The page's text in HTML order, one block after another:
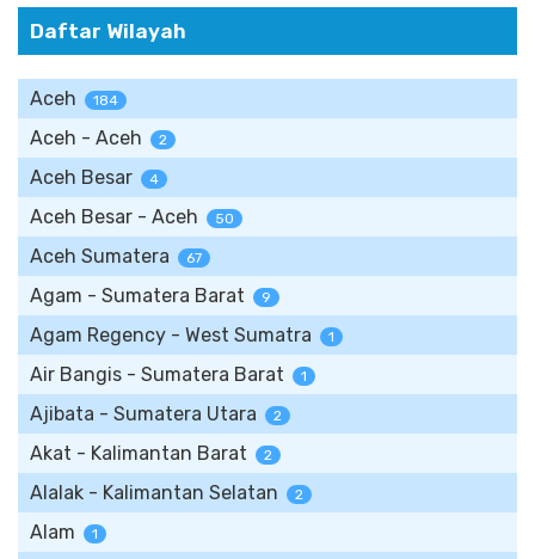
Daftar Wilayah
Aceh 184
Aceh - Aceh 2
Aceh Besar 4
Aceh Besar - Aceh 50
Aceh Sumatera 67
Agam - Sumatera Barat 9
Agam Regency - West Sumatra 1
Air Bangis - Sumatera Barat 1
Ajibata - Sumatera Utara 2
Akat - Kalimantan Barat 2
Alalak - Kalimantan Selatan 2
Alam 1